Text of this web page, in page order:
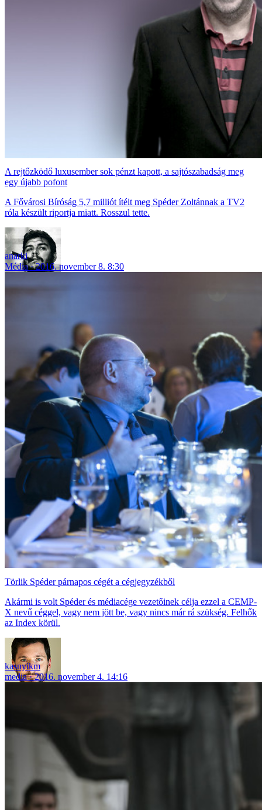
A rejtőzködő luxusember sok pénzt kapott, a sajtószabadság meg
egy újabb pofont
A Fővárosi Bíróság 5,7 milliót ítélt meg Spéder Zoltánnak a TV2
róla készült riportja miatt. Rosszul tette.
anarki
Média
2016. november 8. 8:30
Törlik Spéder párnapos cégét a cégjegyzékből
Akármi is volt Spéder és médiacége vezetőinek célja ezzel a CEMP-
X nevű céggel, vagy nem jött be, vagy nincs már rá szükség. Felhők
az Index körül.
kasnyikm
media
2016. november 4. 14:16